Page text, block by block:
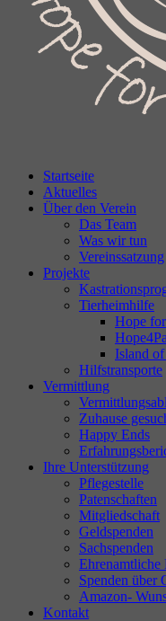
Startseite
Aktuelles
Über den Verein
Das Team
Was wir tun
Vereinssatzung
Projekte
Tierheimhilfe
Hope
Island
Hilfstransporte
Vermittlung
Zuhause
Happy Ends
Ihre Unterstützung
Pflegestelle
Patenschaften
Mitgliedschaft
Geldspenden
Sachspenden
Ehrenamtliche
Spenden über
Amazon-
Kontakt